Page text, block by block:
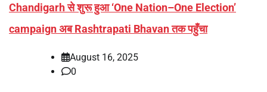
Chandigarh से शुरू हुआ ‘One Nation–One Election’
campaign अब Rashtrapati Bhavan तक पहुँचा
August 16, 2025
0